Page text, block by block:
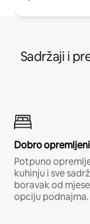
Sadržaji i
Dobro
Potpuno
kuhinju i sve
boravak od
opciju podnajma.